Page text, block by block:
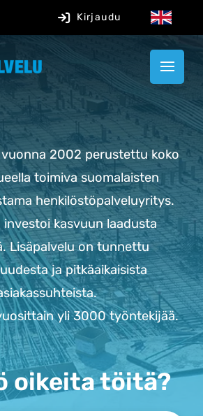
Kirjaudu
vuonna 2002 perustettu koko
toimiva suomalaisten
henkilöstöpalveluyritys.
investoi kasvuun laadusta
Lisäpalvelu on tunnettu
ja pitkäaikaisista
yli 3000 työntekijää.
oikeita töitä?